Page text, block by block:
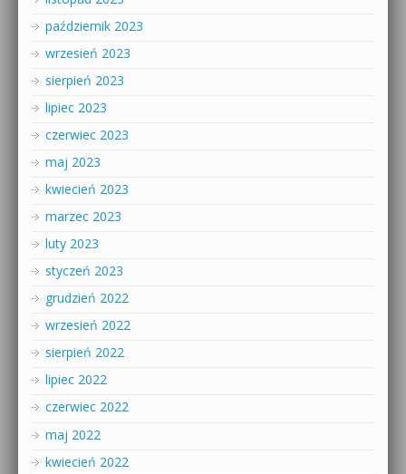
październik 2023
wrzesień 2023
sierpień 2023
lipiec 2023
czerwiec 2023
maj 2023
kwiecień 2023
marzec 2023
luty 2023
styczeń 2023
grudzień 2022
wrzesień 2022
sierpień 2022
lipiec 2022
czerwiec 2022
maj 2022
kwiecień 2022